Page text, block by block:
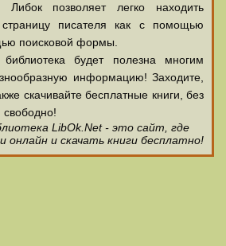
Либок позволяет легко находить
писателя как с помощью
поисковой формы.
будет полезна многим
информацию! Заходите,
скачивайте бесплатные книги, без
свободно!
LibOk.Net - это сайт, где
онлайн и скачать книги бесплатно!